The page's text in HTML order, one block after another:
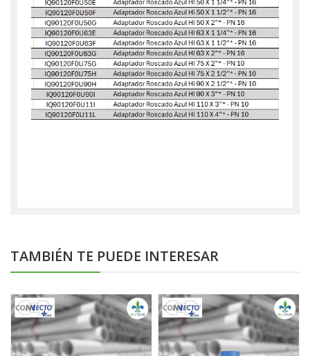
TAMBIÉN TE PUEDE INTERESAR